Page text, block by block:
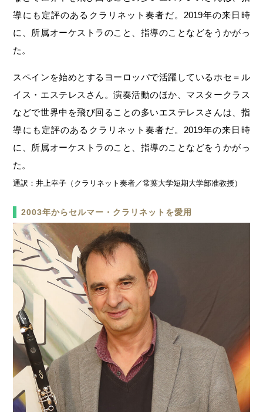
導にも定評のあるクラリネット奏者だ。2019年の来日時
に、所属オーケストラのこと、指導のことなどをうかがっ
た。
スペインを始めとするヨーロッパで活躍しているホセ＝ル
イス・エステレスさん。演奏活動のほか、マスタークラス
などで世界中を飛び回ることの多いエステレスさんは、指
導にも定評のあるクラリネット奏者だ。2019年の来日時
に、所属オーケストラのこと、指導のことなどをうかがっ
た。
通訳：井上幸子（クラリネット奏者／常葉大学短期大学部准教授）
2003年からセルマー・クラリネットを愛用